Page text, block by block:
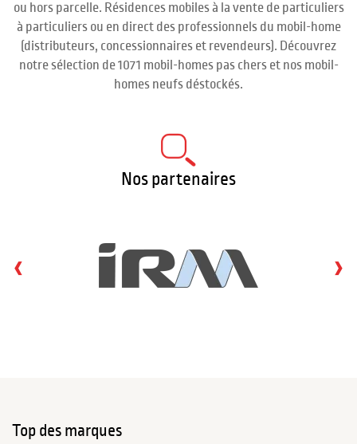
ou hors parcelle. Résidences mobiles à la vente de particuliers
à particuliers ou en direct des professionnels du mobil-home
(distributeurs, concessionnaires et revendeurs). Découvrez
notre sélection de 1071 mobil-homes pas chers et nos mobil-
homes neufs déstockés.
Nos partenaires
‹ ›
Top des marques